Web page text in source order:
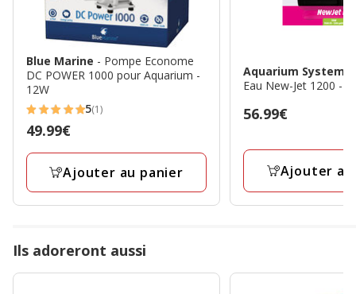
Blue Marine - Pompe Econome
DC POWER 1000 pour Aquarium -
12W
5
étoiles
avec
avis
5(1)
Prix
49.99€
49.99€
Ajouter au panier
Aquarium Systems
Eau New-Jet 1200 -
Prix
56.99€
Ajouter
Ils adoreront aussi